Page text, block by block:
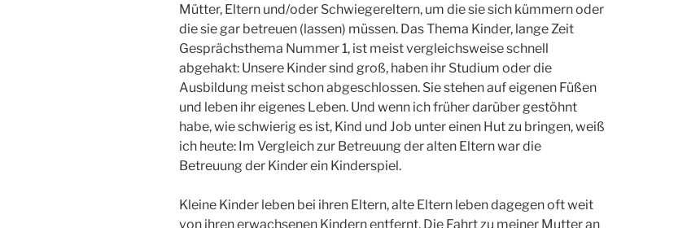
Mütter, Eltern und/oder Schwiegereltern, um die sie sich kümmern oder
die sie gar betreuen (lassen) müssen. Das Thema Kinder, lange Zeit
Gesprächsthema Nummer 1, ist meist vergleichsweise schnell
abgehakt: Unsere Kinder sind groß, haben ihr Studium oder die
Ausbildung meist schon abgeschlossen. Sie stehen auf eigenen Füßen
und leben ihr eigenes Leben. Und wenn ich früher darüber gestöhnt
habe, wie schwierig es ist, Kind und Job unter einen Hut zu bringen, weiß
ich heute: Im Vergleich zur Betreuung der alten Eltern war die
Betreuung der Kinder ein Kinderspiel.
Kleine Kinder leben bei ihren Eltern, alte Eltern leben dagegen oft weit
von ihren erwachsenen Kindern entfernt. Die Fahrt zu meiner Mutter an